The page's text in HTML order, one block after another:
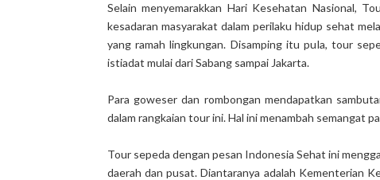
Selain menyemarakkan Hari Kesehatan Nasional,
kesadaran masyarakat dalam perilaku hidup sehat
yang ramah lingkungan. Disamping itu pula, tour
istiadat mulai dari Sabang sampai Jakarta.
Para goweser dan rombongan mendapatkan
dalam rangkaian tour ini. Hal ini menambah semangat
Tour sepeda dengan pesan Indonesia Sehat ini
daerah dan pusat. Diantaranya adalah Kementerian